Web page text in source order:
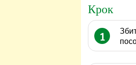
Крок
1